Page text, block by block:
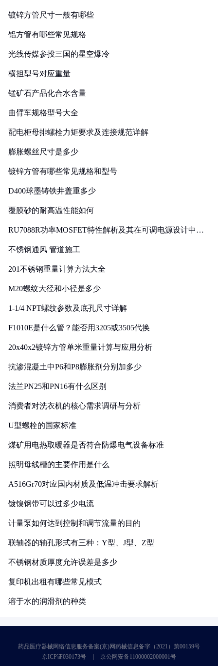
镀锌方管尺寸一般有哪些
铝方管有哪些常见规格
光线传媒参投三国的星空爆冷
横担型号对应重量
锰矿石产品化合水含量
曲臂车规格型号大全
配电柜母排螺栓力矩要求及连接规范详解
膨胀螺丝尺寸是多少
镀锌方管有哪些常见规格和型号
D400球墨铸铁井盖重多少
覆膜砂的耐高温性能如何
RU7088R功率MOSFET特性解析及其在可调电源设计中的
不锈钢通风 管道施工
201不锈钢重量计算方法大全
M20螺纹大径和小径是多少
1-1/4 NPT螺纹参数及底孔尺寸详解
F1010E是什么管？能否用3205或3505代换
20x40x2镀锌方管单米重量计算与应用分析
抗渗混凝土中P6和P8膨胀剂分别加多少
法兰PN25和PN16有什么区别
消费者对洗衣机的核心需求调研与分析
U型螺栓的国家标准
煤矿用电热取暖器是否符合防爆电气设备标准
照明母线槽的主要作用是什么
A516Gr70对应国内材质及低温冲击要求解析
镀镍钢带可以过多少电流
计量泵如何达到控制和调节流量的目的
联轴器的轴孔形式有三种：Y型、J型、Z型
不锈钢材质厚度允许误差是多少
复印机出租有哪些常见模式
溶于水的润滑剂的种类
药品医疗器械网络信息服务备案(京)网药械信息备字（2021）第00159号
京ICP证030173号
京公网安备11000002000001号